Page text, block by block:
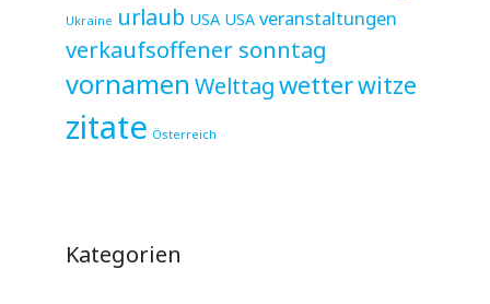
Ukraine urlaub USA USA veranstaltungen
verkaufsoffener sonntag
vornamen Welttagwetterwitze
zitate Österreich
Kategorien